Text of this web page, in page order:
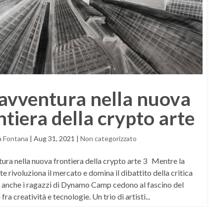
nella nuova
della crypto arte
Fontana |Aug 31, 2021 |Non categorizzato
nella nuova frontiera della crypto arte 3 Mentre la
rivoluziona il mercato e domina il dibattito della critica
i ragazzi di Dynamo Camp cedono al fascino del
fra creatività e tecnologie. Un trio di artisti...